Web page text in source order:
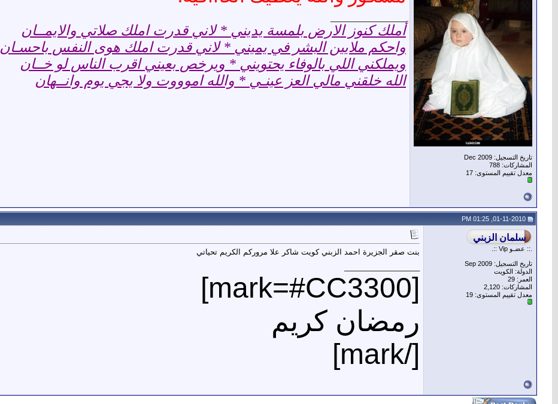
تاريخ التسجيل: Dec 2009
المشاركات: 788
معدل تقييم المستوى: 17
أملك كنوز الارض بلمسة يديني * لاني قدرت املك صلاتي والايمــان
واحكم ملايين البشر في يميني * لاني قدرت املك هوى النفس باحسـان
ويملكني اللي بالوفاء يحتويني * ويرخص بعيني اقرب الناس لو خــان
الله خلقني مالي العز عينـي * والله اموووت ولا يجي يوم وانــهان
.:: عضـو Vip ::.
تاريخ التسجيل: Sep 2009
الدولة: الكويت
العمر: 29
المشاركات: 2,120
معدل تقييم المستوى: 19
بنت صقر الجزيرة احمد الزبني كويت شاكر علا مروركم الكريم تحياتي
[mark=#CC3300]
رمضان كريم
[/mark]